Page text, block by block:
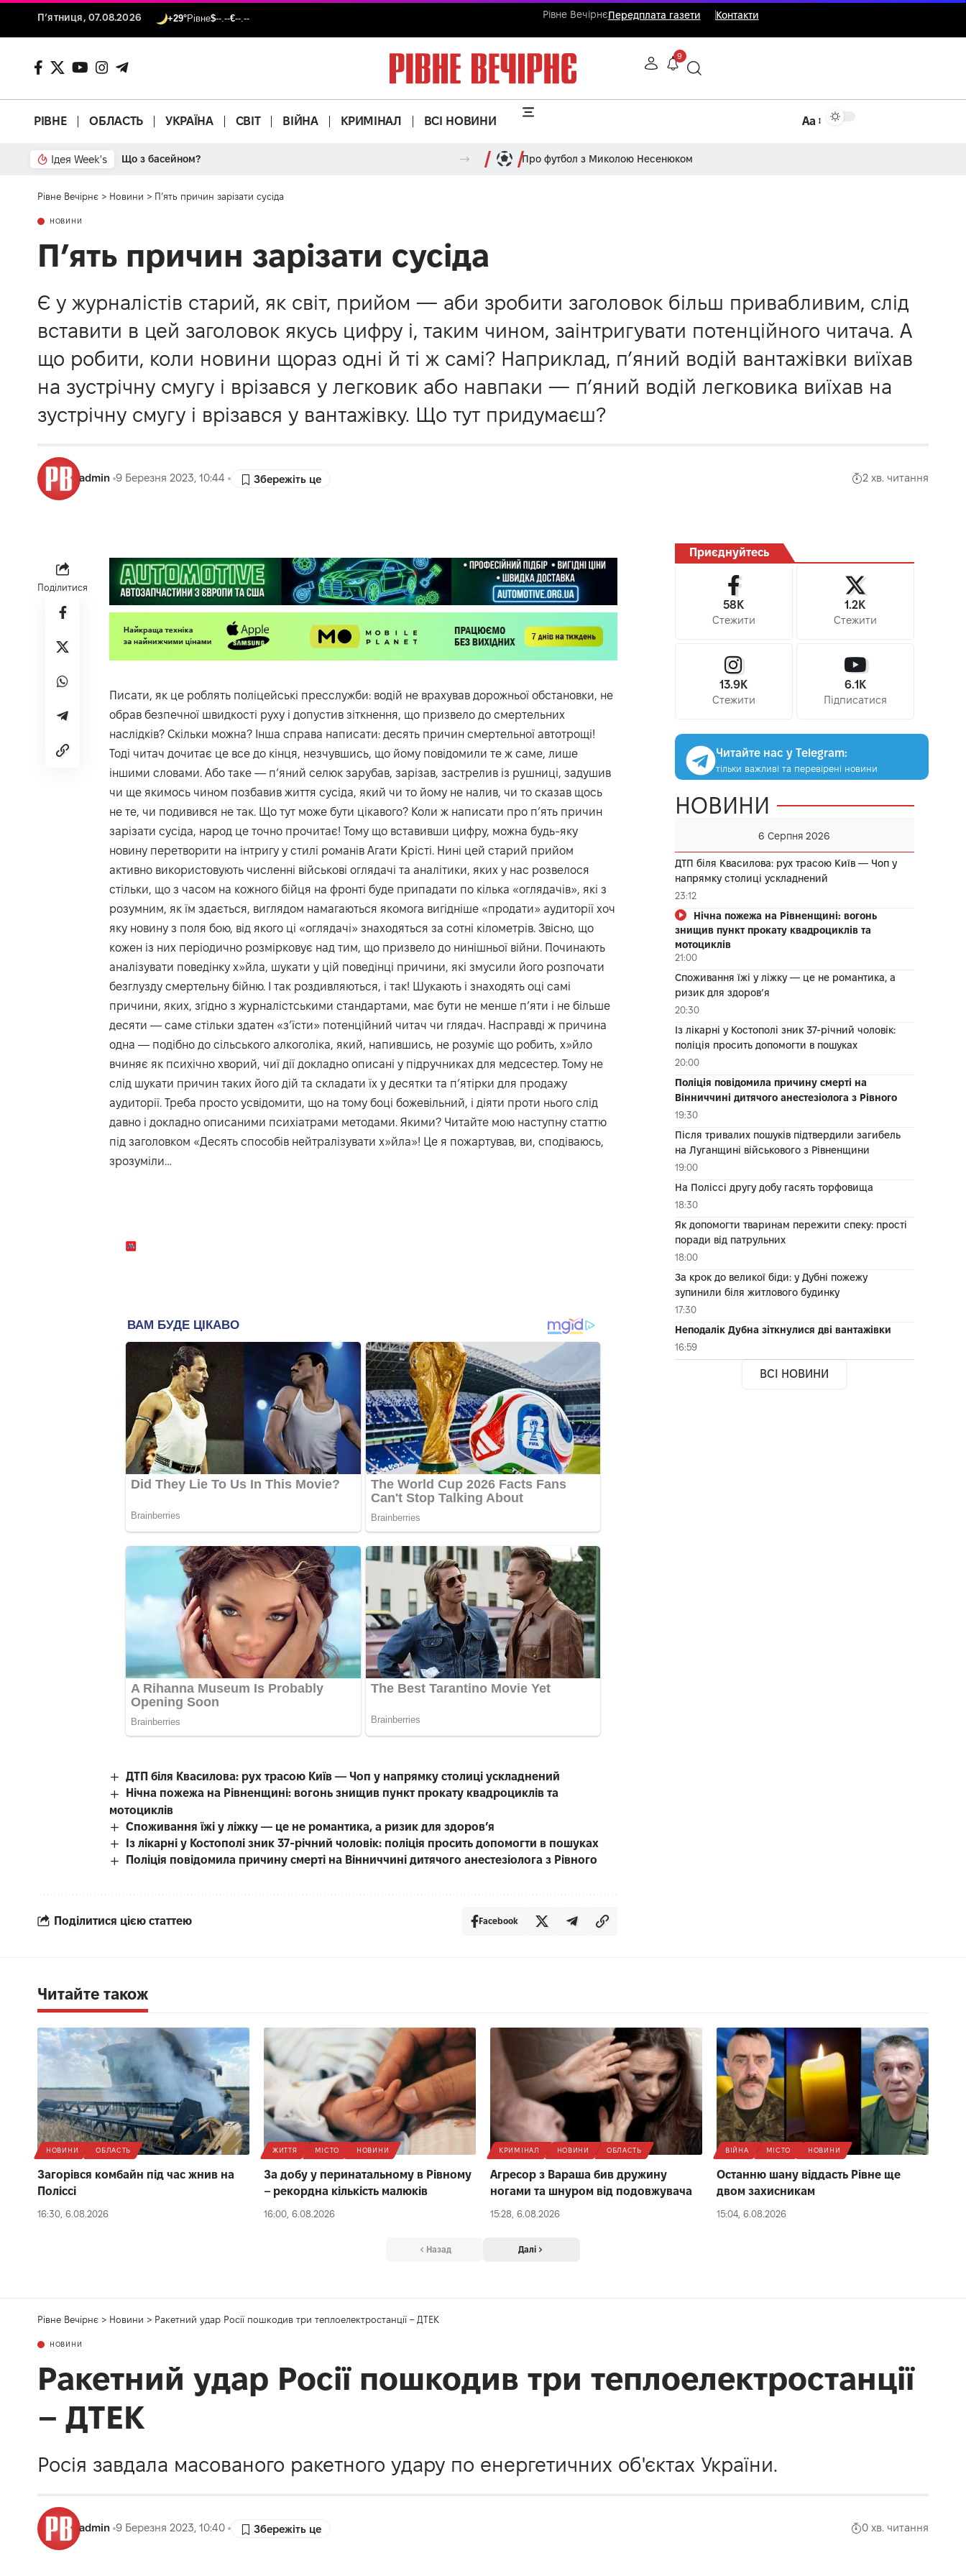
П’ятниця, 07.08.2026 +29°Рівне$--.--€--.-- Рівне ВечірнєПередплата газети Контакти
9
РІВНЕ ОБЛАСТЬ УКРАЇНА СВІТ ВІЙНА КРИМІНАЛ ВСІ НОВИНИ Аа
Ідея Week's Що з басейном? Про футбол з Миколою Несенюком
Рівне Вечірнє > Новини > П’ять причин зарізати сусіда
НОВИНИ
П’ять причин зарізати сусіда
Є у журналістів старий, як світ, прийом — аби зробити заголовок більш привабливим, слід
вставити в цей заголовок якусь цифру і, таким чином, заінтригувати потенційного читача. А
що робити, коли новини щораз одні й ті ж самі? Наприклад, п’яний водій вантажівки виїхав
на зустрічну смугу і врізався у легковик або навпаки — п’яний водій легковика виїхав на
зустрічну смугу і врізався у вантажівку. Що тут придумаєш?
admin 9 Березня 2023, 10:44 2 хв. читання
Поділитися
Писати, як це роблять поліцейські пресслужби: водій не врахував дорожньої обстановки, не
обрав безпечної швидкості руху і допустив зіткнення, що призвело до смертельних
наслідків? Скільки можна? Інша справа написати: десять причин смертельної автотрощі!
Тоді читач дочитає це все до кінця, незчувшись, що йому повідомили те ж саме, лише
іншими словами. Або таке — п’яний селюк зарубав, зарізав, застрелив із рушниці, задушив
чи ще якимось чином позбавив життя сусіда, який чи то йому не налив, чи то сказав щось
не те, чи подивився не так. Що тут може бути цікавого? Коли ж написати про п’ять причин
зарізати сусіда, народ це точно прочитає! Тому що вставивши цифру, можна будь-яку
новину перетворити на інтригу у стилі романів Агати Крісті. Нині цей старий прийом
активно використовують численні військові оглядачі та аналітики, яких у нас розвелося
стільки, що з часом на кожного бійця на фронті буде припадати по кілька «оглядачів», які з
розумним, як їм здається, виглядом намагаються якомога вигідніше «продати» аудиторії хоч
яку новину з поля бою, від якого ці «оглядачі» знаходяться за сотні кілометрів. Звісно, що
кожен із них періодично розмірковує над тим, що призвело до нинішньої війни. Починають
аналізувати поведінку х»йла, шукати у цій поведінці причини, які змусили його розпочати
безглузду смертельну бійню. І так роздивляються, і так! Шукають і знаходять оці самі
причини, яких, згідно з журналістськими стандартами, має бути не менше п’яти і не більше
десяти — саме стільки здатен «з’їсти» потенційний читач чи глядач. Насправді ж причина
одна — подібно до сільського алкоголіка, який, напившись, не розуміє що робить, х»йло
вчиняє як психічно хворий, чиї дії докладно описані у підручниках для медсестер. Тому не
слід шукати причин таких його дій та складати їх у десятки та п’ятірки для продажу
аудиторії. Треба просто усвідомити, що на тому боці божевільний, і діяти проти нього слід
давно і докладно описаними психіатрами методами. Якими? Читайте мою наступну статтю
під заголовком «Десять способів нейтралізувати х»йла»! Це я пожартував, ви, сподіваюсь,
зрозуміли…
ДТП біля Квасилова: рух трасою Київ — Чоп у напрямку столиці ускладнений
Нічна пожежа на Рівненщині: вогонь знищив пункт прокату квадроциклів та
мотоциклів
Споживання їжі у ліжку — це не романтика, а ризик для здоров’я
Із лікарні у Костополі зник 37-річний чоловік: поліція просить допомогти в пошуках
Поліція повідомила причину смерті на Вінниччині дитячого анестезіолога з Рівного
Поділитися цією статтею Facebook
Приєднуйтесь
58K
Стежити
1.2K
Стежити
13.9K
Стежити
6.1K
Підписатися
Читайте нас у Telegram:
тільки важливі та перевірені новини
НОВИНИ
6 Серпня 2026
ДТП біля Квасилова: рух трасою Київ — Чоп у
напрямку столиці ускладнений
23:12
Нічна пожежа на Рівненщині: вогонь
знищив пункт прокату квадроциклів та
мотоциклів
21:00
Споживання їжі у ліжку — це не романтика, а
ризик для здоров’я
20:30
Із лікарні у Костополі зник 37-річний чоловік:
поліція просить допомогти в пошуках
20:00
Поліція повідомила причину смерті на
Вінниччині дитячого анестезіолога з Рівного
19:30
Після тривалих пошуків підтвердили загибель
на Луганщині військового з Рівненщини
19:00
На Поліссі другу добу гасять торфовища
18:30
Як допомогти тваринам пережити спеку: прості
поради від патрульних
18:00
За крок до великої біди: у Дубні пожежу
зупинили біля житлового будинку
17:30
Неподалік Дубна зіткнулися дві вантажівки
16:59
ВСІ НОВИНИ
Читайте також
НОВИНИ ОБЛАСТЬ
Загорівся комбайн під час жнив на
Поліссі
16:30, 6.08.2026
ЖИТТЯ МІСТО НОВИНИ
За добу у перинатальному в Рівному
– рекордна кількість малюків
16:00, 6.08.2026
КРИМІНАЛ НОВИНИ ОБЛАСТЬ
Агресор з Вараша бив дружину
ногами та шнуром від подовжувача
15:28, 6.08.2026
ВІЙНА МІСТО НОВИНИ
Останню шану віддасть Рівне ще
двом захисникам
15:04, 6.08.2026
Назад Далі
Рівне Вечірнє > Новини > Ракетний удар Росії пошкодив три теплоелектростанції – ДТЕК
НОВИНИ
Ракетний удар Росії пошкодив три теплоелектростанції
– ДТЕК
Росія завдала масованого ракетного удару по енергетичних об'єктах України.
admin 9 Березня 2023, 10:40 0 хв. читання